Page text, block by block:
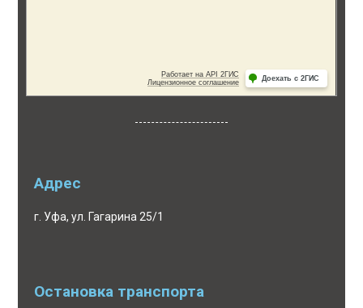
Адрес
г. Уфа, ул. Гагарина 25/1
Остановка транспорта